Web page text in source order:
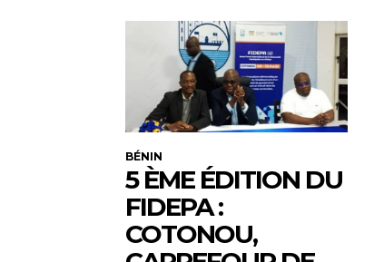
BÉNIN
5 ÈME ÉDITION DU
FIDEPA :
COTONOU,